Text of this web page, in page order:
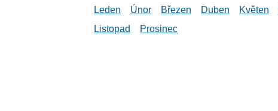
Leden Únor Březen Duben Květen
Listopad
Prosinec